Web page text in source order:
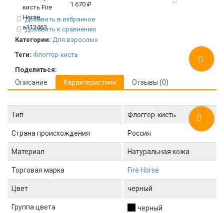
1 670 ₽
Добавить в избранное
Добавить к сравнению
Категории: Для взрослых
Теги: Флоггер-кисть
Поделиться:
Описание Характеристики Отзывы (0)
Тип Флоггер-кисть
Страна происхождения Россия
Материал Натуральная кожа
Торговая марка Fire Horse
Цвет черный
Группа цвета черный